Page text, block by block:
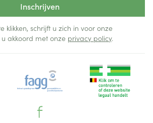
Inschrijven
klikken, schrijft u zich in voor onze
akkoord met onze privacy policy.